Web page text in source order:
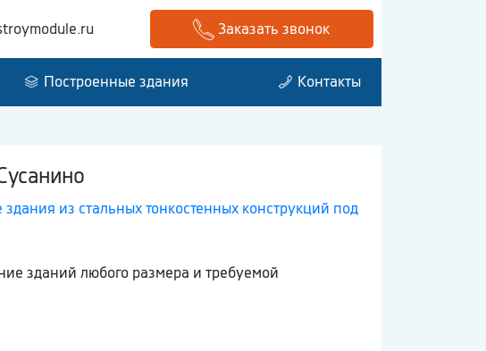
Заказать звонок
Построенные здания Контакты
из стальных тонкостенных конструкций под
зданий любого размера и требуемой